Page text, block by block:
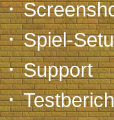
·
·Spiel-
·Support
·